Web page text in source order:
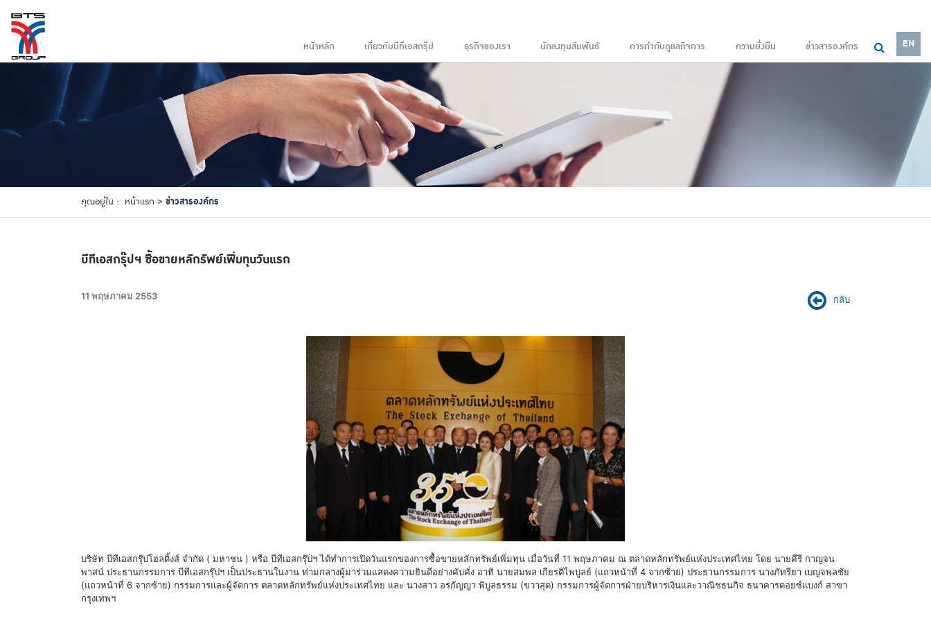
หน้าหลัก เกี่ยวกับบีทีเอสกรุ๊ป ธุรกิจของเรา นักลงทุนสัมพันธ์ การกำกับดูแลกิจการ ความยั่งยืน ข่าวสารองค์กร EN
คุณอยู่ใน : หน้าแรก ข่าวสารองค์กร
บีทีเอสกรุ๊ปฯ ซื้อขายหลักรัพย์เพิ่มทุนวันแรก
กลับ
11 พฤษภาคม 2553
บริษัท บีทีเอสกรุ๊ปโฮลดิ้งส์ จำกัด ( มหาชน ) หรือ บีทีเอสกรุ๊ปฯ ได้ทำการเปิดวันแรกของการซื้อขายหลักทรัพย์เพิ่มทุน เมื่อวันที่ 11 พฤษภาคม ณ ตลาดหลักทรัพย์แห่งประเทศไทย โดย นายคีรี กาญจน
พาสน์ ประธานกรรมการ บีทีเอสกรุ๊ปฯ เป็นประธานในงาน ท่ามกลางผู้มาร่วมแสดงความยินดีอย่างคับคั่ง อาทิ นายสมพล เกียรติไพบูลย์ (แถวหน้าที่ 4 จากซ้าย) ประธานกรรมการ นางภัทรียา เบญจพลชัย
(แถวหน้าที่ 6 จากซ้าย) กรรมการและผู้จัดการ ตลาดหลักทรัพย์แห่งประเทศไทย และ นางสาว อรกัญญา พิบูลธรรม (ขวาสุด) กรรมการผู้จัดการฝ่ายบริหารเงินและวาณิชธนกิจ ธนาคารดอยซ์แบงก์ สาขา
กรุงเทพฯ